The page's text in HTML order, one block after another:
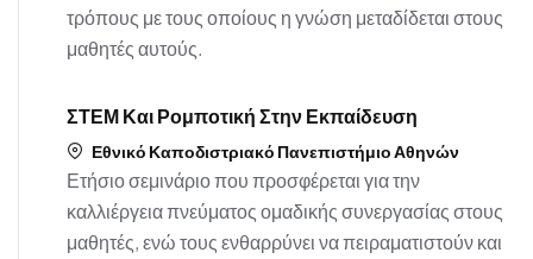
τρόπους με τους οποίους η γνώση μεταδίδεται στους
μαθητές αυτούς.
ΣΤΕΜ Και Ρομποτική Στην Εκπαίδευση
Εθνικό Καποδιστριακό Πανεπιστήμιο Αθηνών
Ετήσιο σεμινάριο που προσφέρεται για την
καλλιέργεια πνεύματος ομαδικής συνεργασίας στους
μαθητές, ενώ τους ενθαρρύνει να πειραματιστούν και